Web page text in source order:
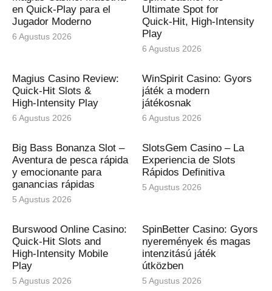
en Quick‑Play para el
Jugador Moderno
6 Agustus 2026
Ultimate Spot for
Quick‑Hit, High‑Intensity
Play
6 Agustus 2026
Magius Casino Review:
Quick‑Hit Slots &
High‑Intensity Play
6 Agustus 2026
WinSpirit Casino: Gyors
játék a modern
játékosnak
6 Agustus 2026
Big Bass Bonanza Slot –
Aventura de pesca rápida
y emocionante para
ganancias rápidas
5 Agustus 2026
SlotsGem Casino – La
Experiencia de Slots
Rápidos Definitiva
5 Agustus 2026
Burswood Online Casino:
Quick‑Hit Slots and
High‑Intensity Mobile
Play
5 Agustus 2026
SpinBetter Casino: Gyors
nyeremények és magas
intenzitású játék
útközben
5 Agustus 2026